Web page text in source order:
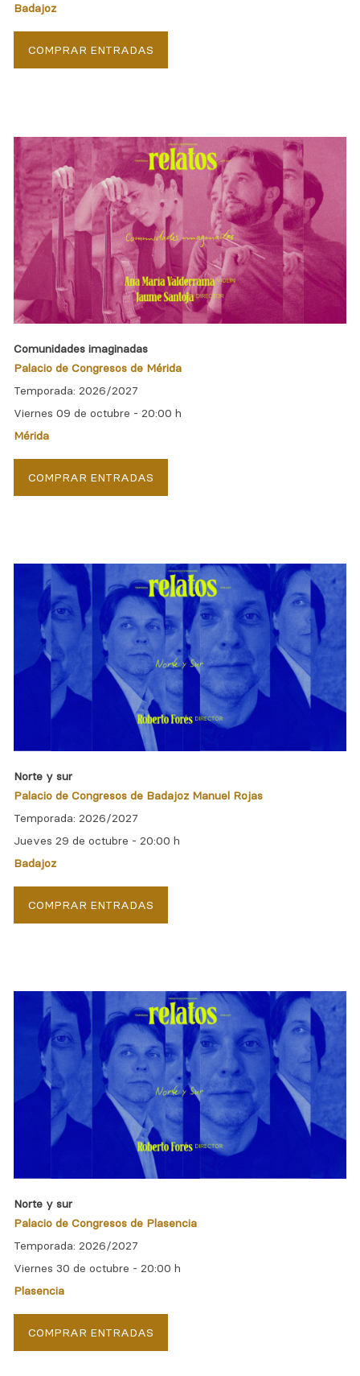
Badajoz
COMPRAR ENTRADAS
Comunidades imaginadas
Palacio de Congresos de Mérida
Temporada: 2026/2027
Viernes 09 de octubre -20:00 h
Mérida
COMPRAR ENTRADAS
Norte y sur
Palacio de Congresos de Badajoz Manuel Rojas
Temporada: 2026/2027
Jueves 29 de octubre -20:00 h
Badajoz
COMPRAR ENTRADAS
Norte y sur
Palacio de Congresos de Plasencia
Temporada: 2026/2027
Viernes 30 de octubre -20:00 h
Plasencia
COMPRAR ENTRADAS